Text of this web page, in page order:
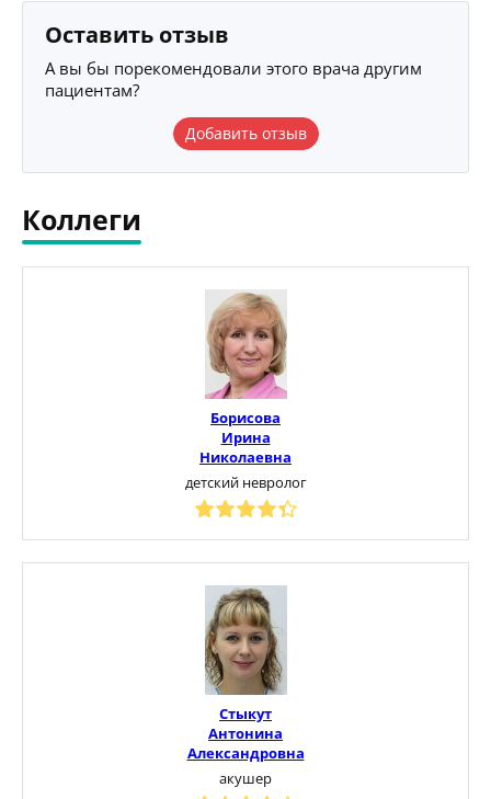
Оставить отзыв
А вы бы порекомендовали этого врача другим
пациентам?
Добавить отзыв
Коллеги
Борисова
Ирина
Николаевна
детский невролог
Стыкут
Антонина
Александровна
акушер